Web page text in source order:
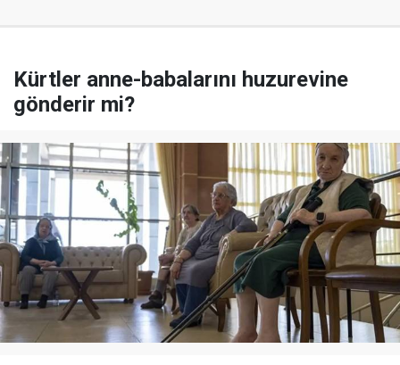
Kürtler anne-babalarını huzurevine
gönderir mi?